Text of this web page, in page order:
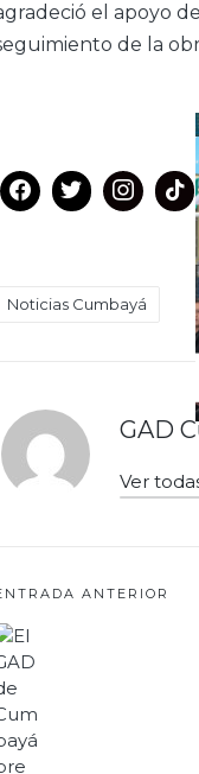
el apoyo
de la
Etiquetas:
Noticias Cumbayá
GAD
Ver
ANTERIOR